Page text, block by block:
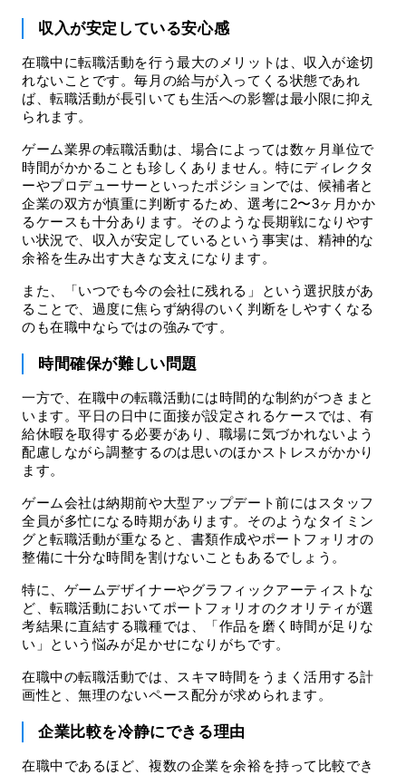
収入が安定している安心感
在職中に転職活動を行う最大のメリットは、収入が途切
れないことです。毎月の給与が入ってくる状態であれ
ば、転職活動が長引いても生活への影響は最小限に抑え
られます。
ゲーム業界の転職活動は、場合によっては数ヶ月単位で
時間がかかることも珍しくありません。特にディレクタ
ーやプロデューサーといったポジションでは、候補者と
企業の双方が慎重に判断するため、選考に2〜3ヶ月かか
るケースも十分あります。そのような長期戦になりやす
い状況で、収入が安定しているという事実は、精神的な
余裕を生み出す大きな支えになります。
また、「いつでも今の会社に残れる」という選択肢があ
ることで、過度に焦らず納得のいく判断をしやすくなる
のも在職中ならではの強みです。
時間確保が難しい問題
一方で、在職中の転職活動には時間的な制約がつきまと
います。平日の日中に面接が設定されるケースでは、有
給休暇を取得する必要があり、職場に気づかれないよう
配慮しながら調整するのは思いのほかストレスがかかり
ます。
ゲーム会社は納期前や大型アップデート前にはスタッフ
全員が多忙になる時期があります。そのようなタイミン
グと転職活動が重なると、書類作成やポートフォリオの
整備に十分な時間を割けないこともあるでしょう。
特に、ゲームデザイナーやグラフィックアーティストな
ど、転職活動においてポートフォリオのクオリティが選
考結果に直結する職種では、「作品を磨く時間が足りな
い」という悩みが足かせになりがちです。
在職中の転職活動では、スキマ時間をうまく活用する計
画性と、無理のないペース配分が求められます。
企業比較を冷静にできる理由
在職中であるほど、複数の企業を余裕を持って比較でき